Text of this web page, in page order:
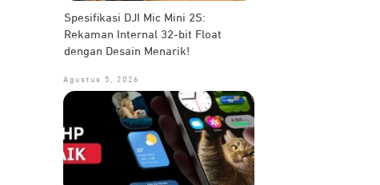
Spesifikasi DJI Mic Mini 2S:
Rekaman Internal 32-bit Float
dengan Desain Menarik!
Agustus 5, 2026